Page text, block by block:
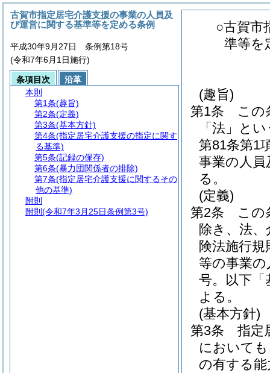
○古賀市
準等を
(趣旨)
第1条
この
「法」と
第81条第1
事業の人
る。
(定義)
第2条
この
除き、法
険法施行規
等の事業
号。以下「
よる。
(基本方針)
第3条
指定
において
の有する
古賀市指定居宅介護支援の事業の人員及
び運営に関する基準等を定める条例
平成30年9月27日 条例第18号
(令和7年6月1日施行)
条項目次
沿革
本則
第1条(趣旨)
第2条(定義)
第3条(基本方針)
第4条(指定居宅介護支援の指定に関す
る基準)
第5条(記録の保存)
第6条(暴力団関係者の排除)
第7条(指定居宅介護支援に関するその
他の基準)
附則
附則 (令和7年3月25日条例第3号)